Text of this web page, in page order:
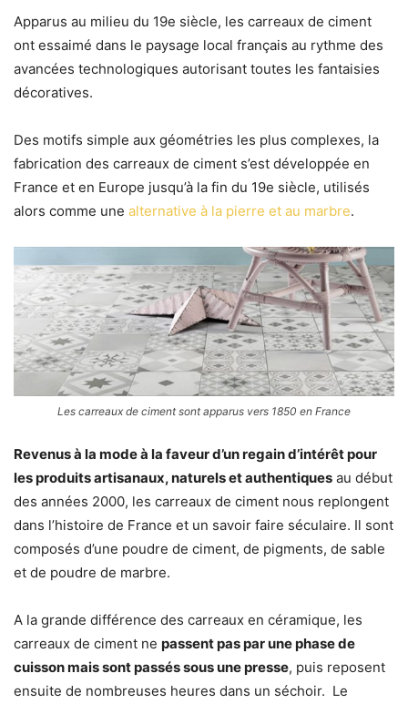
Apparus au milieu du 19e siècle, les carreaux de ciment
ont essaimé dans le paysage local français au rythme des
avancées technologiques autorisant toutes les fantaisies
décoratives.
Des motifs simple aux géométries les plus complexes, la
fabrication des carreaux de ciment s’est développée en
France et en Europe jusqu’à la fin du 19e siècle, utilisés
alors comme une alternative à la pierre et au marbre.
Les carreaux de ciment sont apparus vers 1850 en France
Revenus à la mode à la faveur d’un regain d’intérêt pour
les produits artisanaux, naturels et authentiques au début
des années 2000, les carreaux de ciment nous replongent
dans l’histoire de France et un savoir faire séculaire. Il sont
composés d’une poudre de ciment, de pigments, de sable
et de poudre de marbre.
A la grande différence des carreaux en céramique, les
carreaux de ciment ne passent pas par une phase de
cuisson mais sont passés sous une presse, puis reposent
ensuite de nombreuses heures dans un séchoir. Le